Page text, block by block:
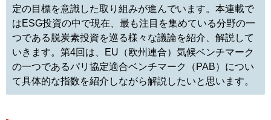
定の目標を意識した取り組みが進んでいます。本連載で
はESG投資の中で現在、最も注目を集めている分野の一
つである脱炭素投資を巡る様々な議論を紹介、解説して
いきます。第4回は、EU（欧州連合）気候ベンチマーク
の一つであるパリ協定適合ベンチマーク（PAB）につい
て具体的な指数を紹介しながら解説したいと思います。